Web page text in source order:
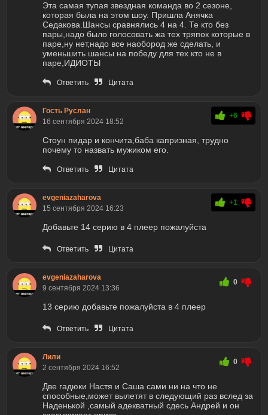
Эта самая тупая звездная команда во 2 сезоне,
которая была на этом шоу. Пришла Анячка
Седакова.Шансы сравнялись 4 на 4. Те кто без
пары,надо было голосовать жа тех тряпок которые в
паре,ну нет,надо все наобород же сделать, и
уменьшить шансы на победу для тех кто не в
паре,ИДИОТЫ
Ответить Цитата
Гость Руслан
16 сентября 2024 18:52
+6
Стоун пидар и кончита,баба капризная, трудно
почему то назвать мужиком его.
Ответить Цитата
evgeniazaharova
15 сентября 2024 16:23
+1
Добавьте 14 серию в 4 плеер пожалуйста
Ответить Цитата
evgeniazaharova
9 сентября 2024 13:36
0
13 серию добавьте пожалуйста в 4 плеер
Ответить Цитата
Лили
2 сентября 2024 16:52
0
Две гадюки Настя и Саша сами ни на что не
способные,может вылетят в следующий раз вслед за
Наденькой ,самый адекватный сдесь Андрей и он